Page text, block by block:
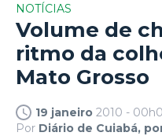
NOTÍCIAS
Volume de
ritmo da
Mato Grosso
19 janeiro 2010 -
Por Diário de Cuiabá,